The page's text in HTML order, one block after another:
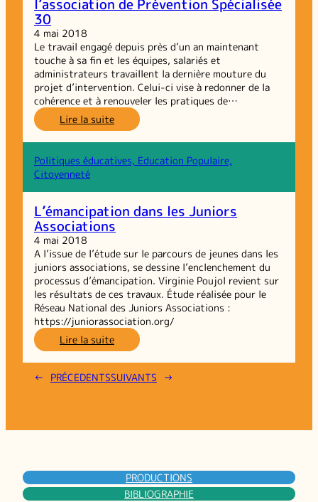
pratiques
innovants
et
médias
de
jeunes
l’association de Prévention Spécialisée
30
4 mai 2018
Le travail engagé depuis près d’un an maintenant
touche à sa fin et les équipes, salariés et
administrateurs travaillent la dernière mouture du
projet d’intervention. Celui-ci vise à redonner de la
cohérence et à renouveler les pratiques de…
Lire la suite:
Le
projet
d’intervention
Prévention
Spécialisée
Politiques éducatives, Education Populaire,
Citoyenneté
L’émancipation dans les Juniors
Associations
4 mai 2018
A l’issue de l’étude sur le parcours de jeunes dans les
juniors associations, se dessine l’enclenchement du
processus d’émancipation. Virginie Poujol revient sur
les résultats de ces travaux. Étude réalisée pour le
Réseau National des Juniors Associations :
https://juniorassociation.org/
Lire la suite:
L’émancipation
dans
les
← PRÉCEDENTSSUIVANTS →
PRODUCTIONS
BIBLIOGRAPHIE